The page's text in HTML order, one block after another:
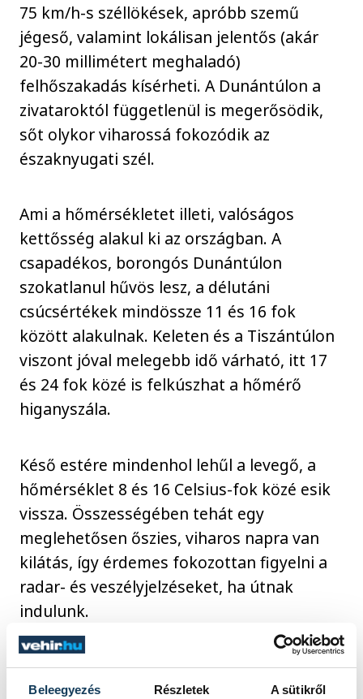
Beleegyezés Részletek A sütikről
75 km/h-s széllökések, apróbb szemű
jégeső, valamint lokálisan jelentős (akár
20-30 millimétert meghaladó)
felhőszakadás kísérheti. A Dunántúlon a
zivataroktól függetlenül is megerősödik,
sőt olykor viharossá fokozódik az
északnyugati szél.
Ami a hőmérsékletet illeti, valóságos
kettősség alakul ki az országban. A
csapadékos, borongós Dunántúlon
szokatlanul hűvös lesz, a délutáni
csúcsértékek mindössze 11 és 16 fok
között alakulnak. Keleten és a Tiszántúlon
viszont jóval melegebb idő várható, itt 17
és 24 fok közé is felkúszhat a hőmérő
higanyszála.
Késő estére mindenhol lehűl a levegő, a
hőmérséklet 8 és 16 Celsius-fok közé esik
vissza. Összességében tehát egy
meglehetősen őszies, viharos napra van
kilátás, így érdemes fokozottan figyelni a
radar- és veszélyjelzéseket, ha útnak
indulunk.
időjárás